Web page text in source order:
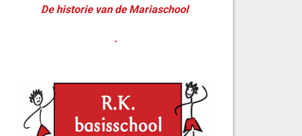
De historie van de Mariaschool
.